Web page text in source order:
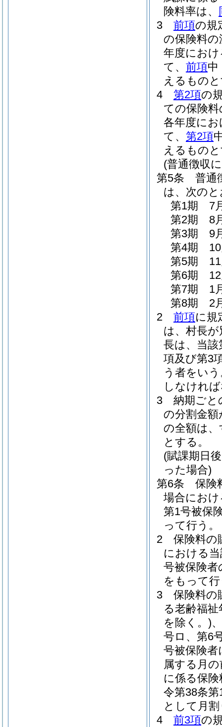
険料率は、
3
前項の規
の保険料
年度にお
て、 前項中
えるもの
4
第2項の
ての保険
各年度に
て、 第2項
えるもの
(普通徴収
第5条
普通
は、次の
第1期 7
第2期 8
第3期 9
第4期 10
第5期 11
第6期 12
第7期 1
第8期 2
2
前項に規
は、村長
長は、当該
項及び第3
う者をい
しなけれ
3
納期ごと
の分割金
の全額は
とする。
(賦課期日
った場合)
第6条
保険
場合にお
第1号被保
って行う。
2
保険料の
における
号被保険
をもって
3
保険料の
る老齢福
を除く。)
号ロ、第6
号被保険
属する月
に係る保
令第38条
として月
4
前3項の